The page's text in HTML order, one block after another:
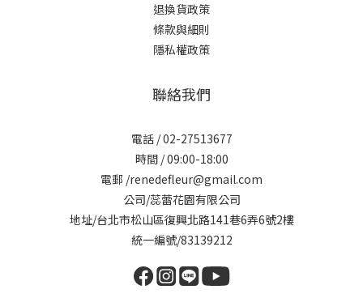
退換貨政策
條款與細則
隱私權政策
聯絡我們
電話 / 02-27513677
時間 / 09:00-18:00
電郵 /renedefleur@gmail.com
公司/蕊蕾花園有限公司
地址/台北市松山區復興北路141巷6弄6號2樓
統一編號/83139212